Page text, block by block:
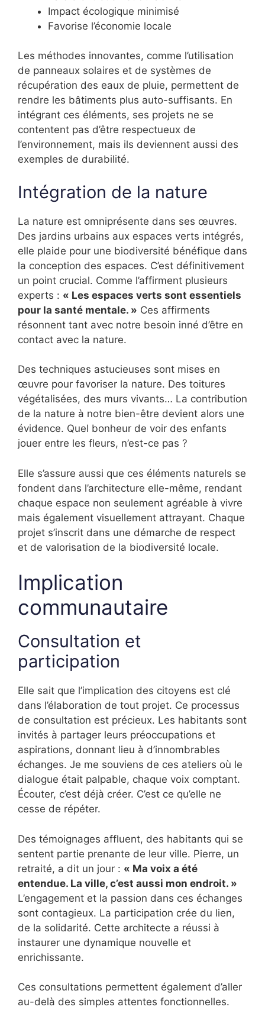
Impact écologique minimisé
Favorise l’économie locale
Les méthodes innovantes, comme l’utilisation
de panneaux solaires et de systèmes de
récupération des eaux de pluie, permettent de
rendre les bâtiments plus auto-suffisants. En
intégrant ces éléments, ses projets ne se
contentent pas d’être respectueux de
l’environnement, mais ils deviennent aussi des
exemples de durabilité.
Intégration de la nature
La nature est omniprésente dans ses œuvres.
Des jardins urbains aux espaces verts intégrés,
elle plaide pour une biodiversité bénéfique dans
la conception des espaces. C’est définitivement
un point crucial. Comme l’affirment plusieurs
experts : « Les espaces verts sont essentiels
pour la santé mentale. » Ces affirments
résonnent tant avec notre besoin inné d’être en
contact avec la nature.
Des techniques astucieuses sont mises en
œuvre pour favoriser la nature. Des toitures
végétalisées, des murs vivants… La contribution
de la nature à notre bien-être devient alors une
évidence. Quel bonheur de voir des enfants
jouer entre les fleurs, n’est-ce pas ?
Elle s’assure aussi que ces éléments naturels se
fondent dans l’architecture elle-même, rendant
chaque espace non seulement agréable à vivre
mais également visuellement attrayant. Chaque
projet s’inscrit dans une démarche de respect
et de valorisation de la biodiversité locale.
Implication
communautaire
Consultation et
participation
Elle sait que l’implication des citoyens est clé
dans l’élaboration de tout projet. Ce processus
de consultation est précieux. Les habitants sont
invités à partager leurs préoccupations et
aspirations, donnant lieu à d’innombrables
échanges. Je me souviens de ces ateliers où le
dialogue était palpable, chaque voix comptant.
Écouter, c’est déjà créer. C’est ce qu’elle ne
cesse de répéter.
Des témoignages affluent, des habitants qui se
sentent partie prenante de leur ville. Pierre, un
retraité, a dit un jour : « Ma voix a été
entendue. La ville, c’est aussi mon endroit. »
L’engagement et la passion dans ces échanges
sont contagieux. La participation crée du lien,
de la solidarité. Cette architecte a réussi à
instaurer une dynamique nouvelle et
enrichissante.
Ces consultations permettent également d’aller
au-delà des simples attentes fonctionnelles.